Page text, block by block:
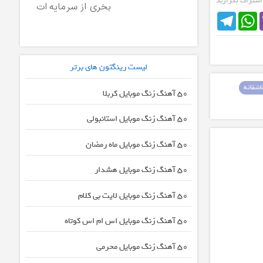
TelegramWhatsApp
بخری از سرمایه ات
لیست رینگتون های برتر
50 آهنگ زنگ موبایل کربلا
50 آهنگ زنگ موبایل استانبولی
50 آهنگ زنگ موبایل ماه رمضان
50 آهنگ زنگ موبایل هشدار
50 آهنگ زنگ موبایل لایت بی کلام
50 آهنگ زنگ موبایل اس ام اس کوتاه
50 آهنگ زنگ موبایل محرمی